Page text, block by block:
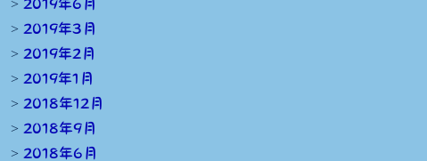
2019年6月
2019年3月
2019年2月
2019年1月
2018年12月
2018年9月
2018年6月